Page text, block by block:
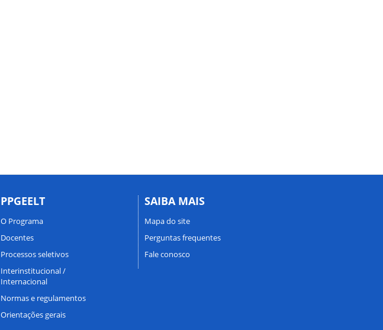
PPGEELT
O Programa
Docentes
Processos seletivos
Interinstitucional /
Internacional
Normas e regulamentos
Orientações gerais
SAIBA MAIS
Mapa do site
Perguntas frequentes
Fale conosco